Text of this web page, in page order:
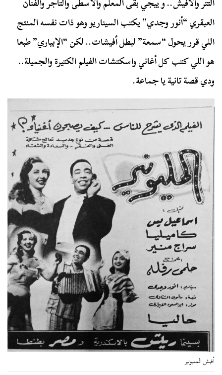
العبقري “أنور وجدي” يكتب السيناريو وهو ذات نفسه المنتج
اللي قرر يحول “سمعة” لبطل أفيشات.. لكن “الإبياري” طبعا
هو اللي كتب كل أغاني واسكتشات الفيلم الكتيرة والجميلة..
ودي قصة تانية يا جماعة.
أفيش المليونير